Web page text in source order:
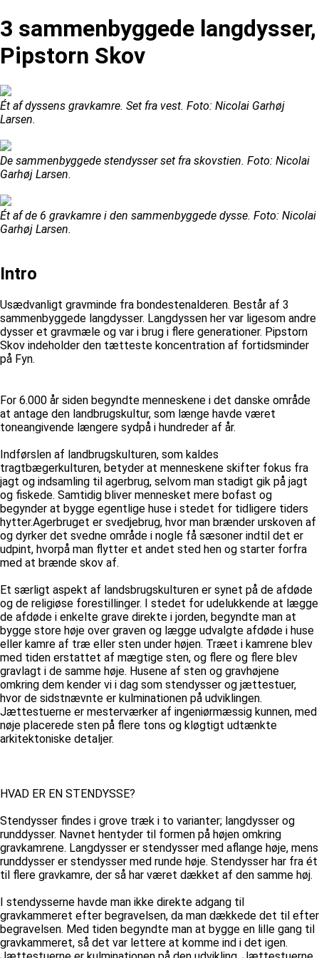
3 sammenbyggede langdysser,
Pipstorn Skov
Ét af dyssens gravkamre. Set fra vest. Foto: Nicolai Garhøj
Larsen.
De sammenbyggede stendysser set fra skovstien. Foto: Nicolai
Garhøj Larsen.
Ét af de 6 gravkamre i den sammenbyggede dysse. Foto: Nicolai
Garhøj Larsen.
Intro
Usædvanligt gravminde fra bondestenalderen. Består af 3
sammenbyggede langdysser. Langdyssen her var ligesom andre
dysser et gravmæle og var i brug i flere generationer. Pipstorn
Skov indeholder den tætteste koncentration af fortidsminder
på Fyn.
For 6.000 år siden begyndte menneskene i det danske område
at antage den landbrugskultur, som længe havde været
toneangivende længere sydpå i hundreder af år.
Indførslen af landbrugskulturen, som kaldes
tragtbægerkulturen, betyder at menneskene skifter fokus fra
jagt og indsamling til agerbrug, selvom man stadigt gik på jagt
og fiskede. Samtidig bliver mennesket mere bofast og
begynder at bygge egentlige huse i stedet for tidligere tiders
hytter.Agerbruget er svedjebrug, hvor man brænder urskoven af
og dyrker det svedne område i nogle få sæsoner indtil det er
udpint, hvorpå man flytter et andet sted hen og starter forfra
med at brænde skov af.
Et særligt aspekt af landsbrugskulturen er synet på de afdøde
og de religiøse forestillinger. I stedet for udelukkende at lægge
de afdøde i enkelte grave direkte i jorden, begyndte man at
bygge store høje over graven og lægge udvalgte afdøde i huse
eller kamre af træ eller sten under højen. Træet i kamrene blev
med tiden erstattet af mægtige sten, og flere og flere blev
gravlagt i de samme høje. Husene af sten og gravhøjene
omkring dem kender vi i dag som stendysser og jættestuer,
hvor de sidstnævnte er kulminationen på udviklingen.
Jættestuerne er mesterværker af ingeniørmæssig kunnen, med
nøje placerede sten på flere tons og kløgtigt udtænkte
arkitektoniske detaljer.
HVAD ER EN STENDYSSE?
Stendysser findes i grove træk i to varianter; langdysser og
runddysser. Navnet hentyder til formen på højen omkring
gravkamrene. Langdysser er stendysser med aflange høje, mens
runddysser er stendysser med runde høje. Stendysser har fra ét
til flere gravkamre, der så har været dækket af den samme høj.
I stendysserne havde man ikke direkte adgang til
gravkammeret efter begravelsen, da man dækkede det til efter
begravelsen. Med tiden begyndte man at bygge en lille gang til
gravkammeret, så det var lettere at komme ind i det igen.